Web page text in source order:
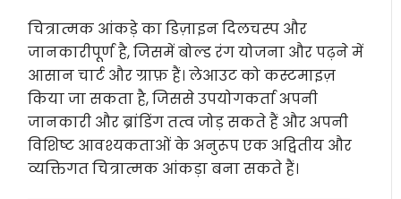
चित्रात्मक आंकड़े का डिज़ाइन दिलचस्प और
जानकारीपूर्ण है, जिसमें बोल्ड रंग योजना और पढ़ने में
आसान चार्ट और ग्राफ़ हैं। लेआउट को कस्टमाइज़
किया जा सकता है, जिससे उपयोगकर्ता अपनी
जानकारी और ब्रांडिंग तत्व जोड़ सकते हैं और अपनी
विशिष्ट आवश्यकताओं के अनुरूप एक अद्वितीय और
व्यक्तिगत चित्रात्मक आंकड़ा बना सकते हैं।